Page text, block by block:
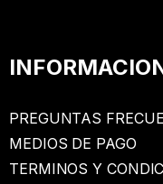
PREGUNTAS
MEDIOS DE PAGO
TERMINOS Y